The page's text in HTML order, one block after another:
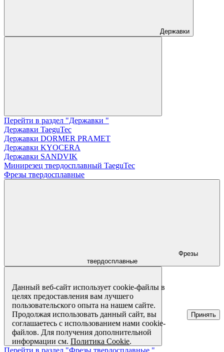
Державки
Перейти в раздел "Державки "
Державки TaeguTec
Державки DORMER PRAMET
Державки KYOCERA
Державки SANDVIK
Минирезец твердосплавный TaeguTec
Фрезы твердосплавные
Фрезы
твердосплавные
Перейти в раздел "Фрезы твердосплавные "
Данный веб-сайт использует cookie-файлы в
целях предоставления вам лучшего
пользовательского опыта на нашем сайте.
Продолжая использовать данный сайт, вы
соглашаетесь с использованием нами cookie-
файлов. Для получения дополнительной
информации см.Политика Cookie.
Принять